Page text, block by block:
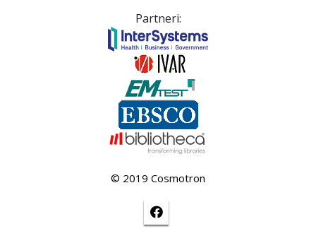
Partneri:
© 2019 Cosmotron
Facebook stránka